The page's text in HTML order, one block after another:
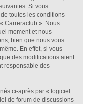
Si vous
toutes les conditions
Carreraclub ». Nous
moment et nous
bien que nous vous
En effet, si vous
des modifications aient
responsable des
ci-après par « logiciel
de forum de discussions